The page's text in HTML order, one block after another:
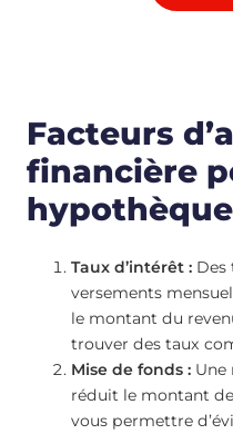
Facteurs
financière
Taux d’intérêt : Des
versements
le montant du
trouver des taux
Mise de fonds : Une
réduit le montant
vous permettre